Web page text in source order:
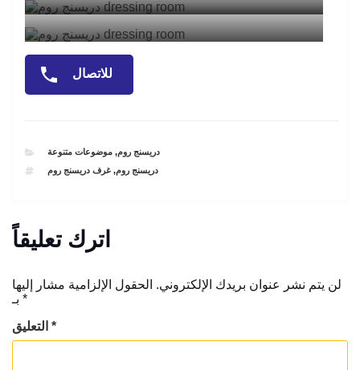
للاتصال
CATEGORIES دريسنج روم,موضوعات متنوعة
TAGS
دريسنج روم,غرف دريسنج روم
اترك تعليقاً
لن يتم نشر عنوان بريدك الإلكتروني. الحقول الإلزامية مشار إليها
*
*